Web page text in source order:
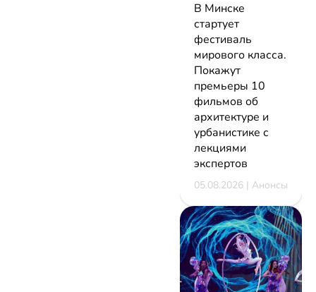
В Минске
стартует
фестиваль
мирового класса.
Покажут
премьеры 10
фильмов об
архитектуре и
урбанистике с
лекциями
экспертов
05.08.2026 | Анонсы